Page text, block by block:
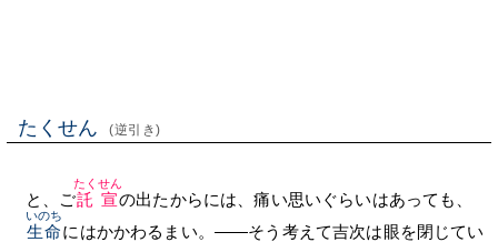
たくせん (逆引き)
と、ご託宣
たくせん
の出たからには、痛い思いぐらいはあっても、
生命
いのち
にはかかわるまい。——そう考えて吉次は眼を閉じてい